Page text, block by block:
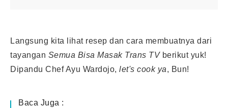
Langsung kita lihat resep dan cara membuatnya dari
tayangan Semua Bisa Masak Trans TVberikut yuk!
Dipandu Chef Ayu Wardojo, let's cook ya, Bun!
Baca Juga :